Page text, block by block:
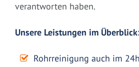
verantworten haben.
Unsere Leistungen im
Rohrreinigung auch im